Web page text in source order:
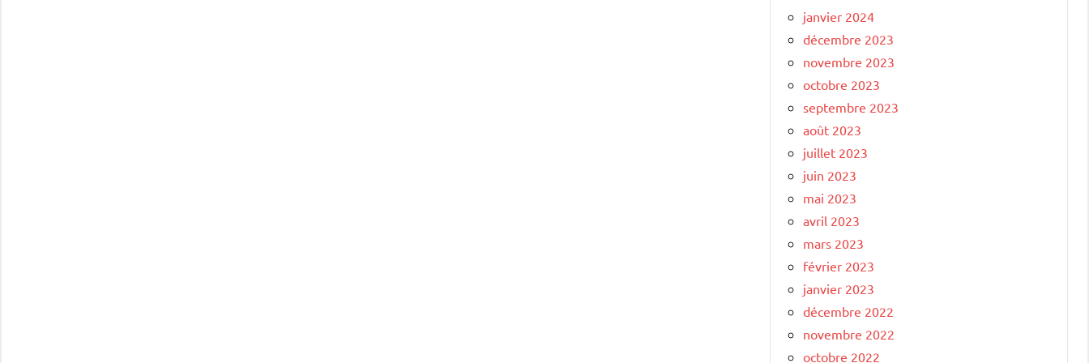
janvier 2024
décembre 2023
novembre 2023
octobre 2023
septembre 2023
août 2023
juillet 2023
juin 2023
mai 2023
avril 2023
mars 2023
février 2023
janvier 2023
décembre 2022
novembre 2022
octobre 2022